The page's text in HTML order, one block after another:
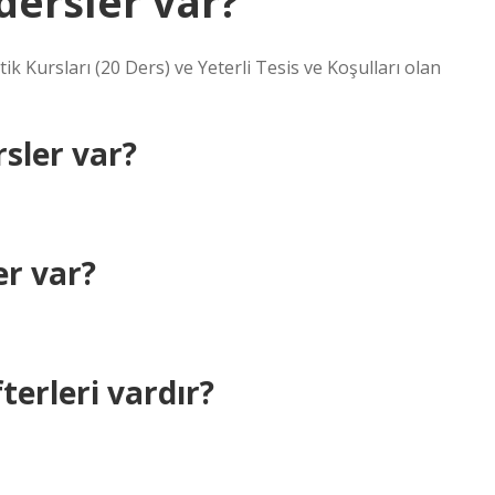
Kursları (20 Ders) ve Yeterli Tesis ve Koşulları olan
var?
var?
vardır?